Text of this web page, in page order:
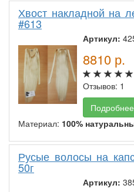
Хвост накладной на
#613
Артикул:
8810 р.
Отзывов: 1
Подробнее
Материал: 100%
Русые волосы на
50г
Артикул: